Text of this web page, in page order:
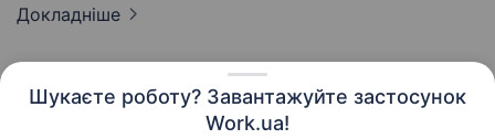
Шукаєте роботу? Завантажуйте застосунок
Work.ua!
Докладніше